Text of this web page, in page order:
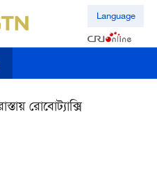
Language
রোবোট্যাক্সি